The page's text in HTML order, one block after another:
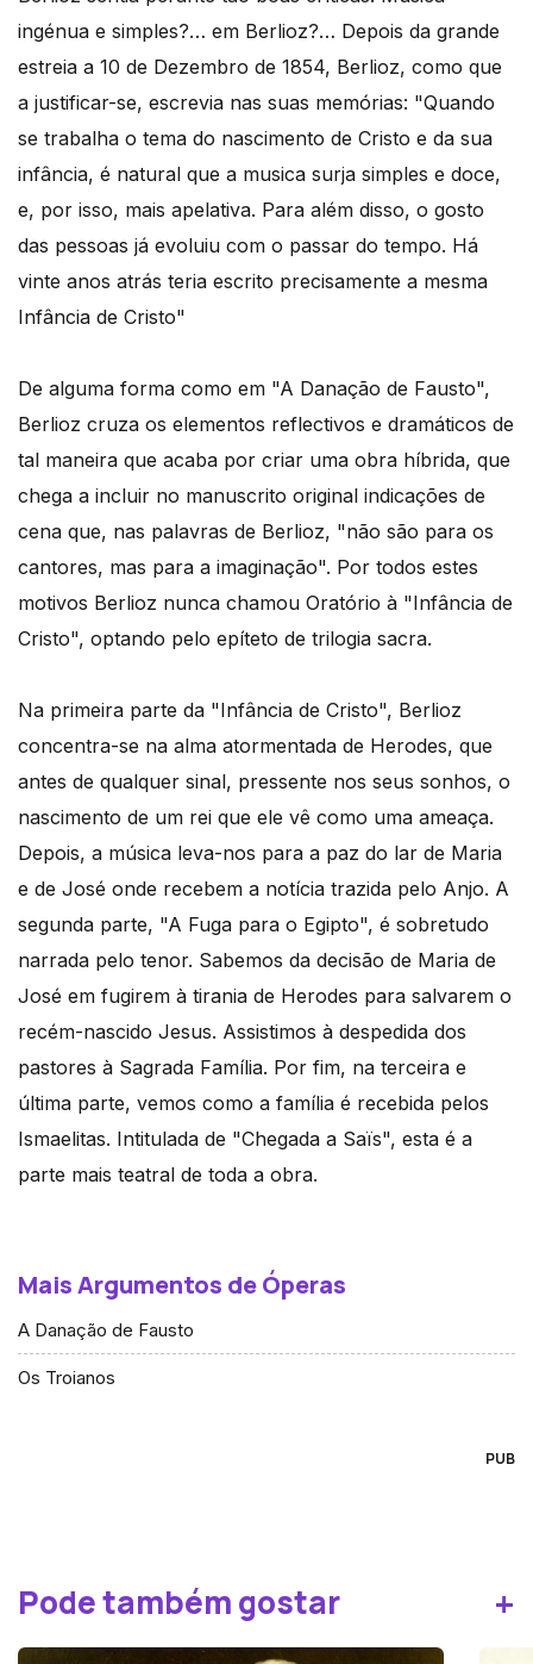
ingénua e simples?… em Berlioz?… Depois da grande
estreia a 10 de Dezembro de 1854, Berlioz, como que
a justificar-se, escrevia nas suas memórias: "Quando
se trabalha o tema do nascimento de Cristo e da sua
infância, é natural que a musica surja simples e doce,
e, por isso, mais apelativa. Para além disso, o gosto
das pessoas já evoluiu com o passar do tempo. Há
vinte anos atrás teria escrito precisamente a mesma
Infância de Cristo"
De alguma forma como em "A Danação de Fausto",
Berlioz cruza os elementos reflectivos e dramáticos de
tal maneira que acaba por criar uma obra híbrida, que
chega a incluir no manuscrito original indicações de
cena que, nas palavras de Berlioz, "não são para os
cantores, mas para a imaginação". Por todos estes
motivos Berlioz nunca chamou Oratório à "Infância de
Cristo", optando pelo epíteto de trilogia sacra.
Na primeira parte da "Infância de Cristo", Berlioz
concentra-se na alma atormentada de Herodes, que
antes de qualquer sinal, pressente nos seus sonhos, o
nascimento de um rei que ele vê como uma ameaça.
Depois, a música leva-nos para a paz do lar de Maria
e de José onde recebem a notícia trazida pelo Anjo. A
segunda parte, "A Fuga para o Egipto", é sobretudo
narrada pelo tenor. Sabemos da decisão de Maria de
José em fugirem à tirania de Herodes para salvarem o
recém-nascido Jesus. Assistimos à despedida dos
pastores à Sagrada Família. Por fim, na terceira e
última parte, vemos como a família é recebida pelos
Ismaelitas. Intitulada de "Chegada a Saïs", esta é a
parte mais teatral de toda a obra.
Mais Argumentos de Óperas
A Danação de Fausto
Os Troianos
PUB
Pode também gostar +